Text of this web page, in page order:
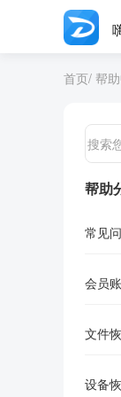
首页/ 帮
帮助
常见
会员
文件
设备